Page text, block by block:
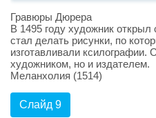
Гравюры Дюрера
В 1495 году художник
стал делать рисунки, по
изготавливали ксилографии.
художником, но и издателем.
Меланхолия (1514)
Слайд 9